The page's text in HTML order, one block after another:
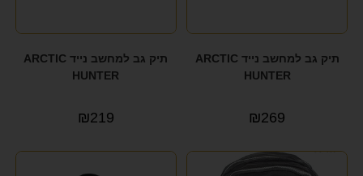
תיק גב למחשב נייד ARCTIC
HUNTER
₪269
תיק גב למחשב נייד ARCTIC
HUNTER
₪219